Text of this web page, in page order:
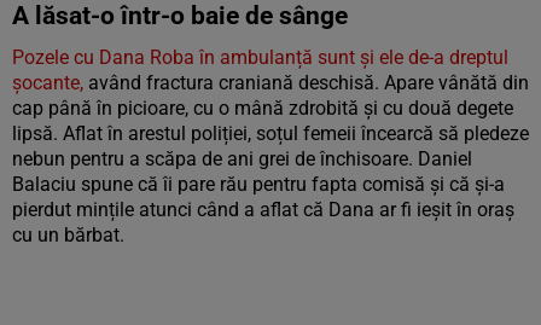
A lăsat-o într-o baie de sânge
Pozele cu Dana Roba în ambulanță sunt și ele de-a dreptul
șocante, având fractura craniană deschisă. Apare vânătă din
cap până în picioare, cu o mână zdrobită și cu două degete
lipsă. Aflat în arestul poliției, soțul femeii încearcă să pledeze
nebun pentru a scăpa de ani grei de închisoare. Daniel
Balaciu spune că îi pare rău pentru fapta comisă și că și-a
pierdut mințile atunci când a aflat că Dana ar fi ieșit în oraș
cu un bărbat.